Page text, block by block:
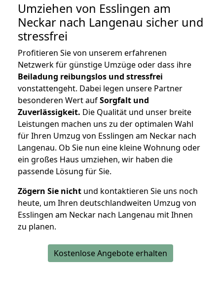
Umziehen von Esslingen am
Neckar nach Langenau sicher und
stressfrei
Profitieren Sie von unserem erfahrenen
Netzwerk für günstige Umzüge oder dass ihre
Beiladung reibungslos und stressfrei
vonstattengeht. Dabei legen unsere Partner
besonderen Wert aufSorgfalt und
Zuverlässigkeit. Die Qualität und unser breite
Leistungen machen uns zu der optimalen Wahl
für Ihren Umzug von Esslingen am Neckar nach
Langenau. Ob Sie nun eine kleine Wohnung oder
ein großes Haus umziehen, wir haben die
passende Lösung für Sie.
Zögern Sie nicht und kontaktieren Sie uns noch
heute, um Ihren deutschlandweiten Umzug von
Esslingen am Neckar nach Langenau mit Ihnen
zu planen.
Kostenlose Angebote erhalten